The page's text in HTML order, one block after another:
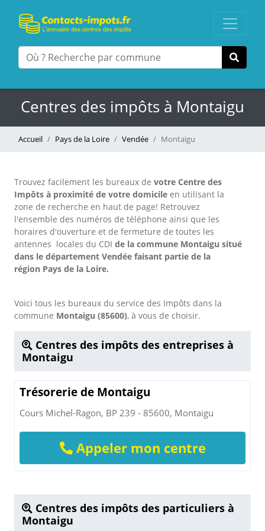
Centres des impôts à Montaigu
Accueil Pays de la Loire Vendée Montaigu
Trouvez facilement les bureaux de votre Centre des
Impôts à proximité de votre domicile en utilisant la
zone de recherche en haut de page! Retrouvez
l'ensemble des numéros de téléphone ainsi que les
horaires d'ouverture et de fermeture de toutes les
antennes locales du CDI de la commune Montaigu situé
dans le département Vendée faisant partie de la
région Pays de la Loire.
Voici tous les bureaux du service des Impôts dans la
commune Montaigu (85600), à vous de choisir.
Centres des impôts des entreprises à
Montaigu
Trésorerie de Montaigu
Cours Michel-Ragon, BP 239 - 85600, Montaigu
Appeler mon centre
Centres des impôts des particuliers à
Montaigu